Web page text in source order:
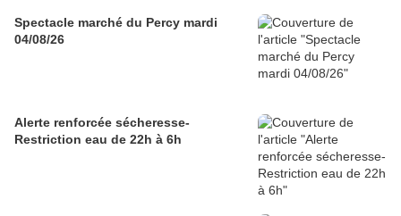
Spectacle marché du Percy mardi
04/08/26
Alerte renforcée sécheresse-
Restriction eau de 22h à 6h